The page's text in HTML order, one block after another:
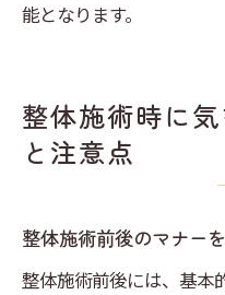
能となります。
整体施術時に
と注意点
整体施術前後のマナー
整体施術前後には、基本